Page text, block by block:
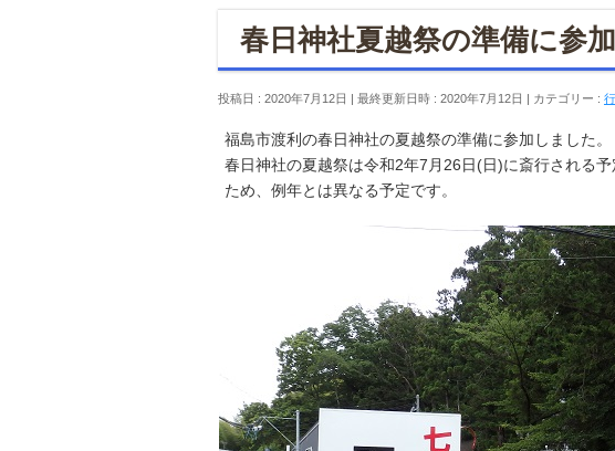
春日神社夏越祭の準備に参加
投稿日 : 2020年7月12日 最終更新日時 : 2020年7月12日 カテゴリー :
福島市渡利の春日神社の夏越祭の準備に参加しました。
春日神社の夏越祭は令和2年7月26日(日)に斎行される
ため、例年とは異なる予定です。